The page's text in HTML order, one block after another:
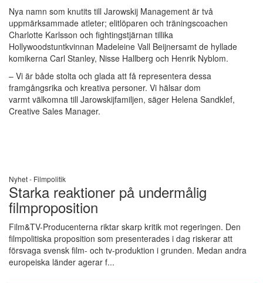
Nya namn som knutits till Jarowskij Management är två
uppmärksammade atleter; elitlöparen och träningscoachen
Charlotte Karlsson och fightingstjärnan tillika
Hollywoodstuntkvinnan Madeleine Vall Beijnersamt de hyllade
komikerna Carl Stanley, Nisse Hallberg och Henrik Nyblom.
– Vi är både stolta och glada att få representera dessa
framgångsrika och kreativa personer. Vi hälsar dom
varmt välkomna till Jarowskijfamiljen, säger Helena Sandklef,
Creative Sales Manager.
Nyhet - Filmpolitik
Starka reaktioner på undermålig
filmproposition
Film&TV-Producenterna riktar skarp kritik mot regeringen. Den
filmpolitiska proposition som presenterades i dag riskerar att
försvaga svensk film- och tv-produktion i grunden. Medan andra
europeiska länder agerar f...